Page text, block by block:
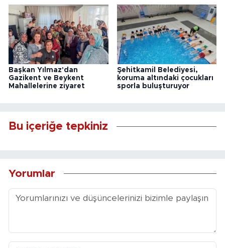
Başkan Yılmaz'dan
Gazikent ve Beykent
Mahallelerine ziyaret
Şehitkamil Belediyesi,
koruma altındaki çocukları
sporla buluşturuyor
Bu içeriğe tepkiniz
Yorumlar